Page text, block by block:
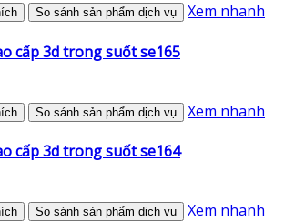
So sánh sản phẩm dịch vụ Xem nhanh
cấp 3d trong suốt se165
So sánh sản phẩm dịch vụ Xem nhanh
cấp 3d trong suốt se164
So sánh sản phẩm dịch vụ Xem nhanh